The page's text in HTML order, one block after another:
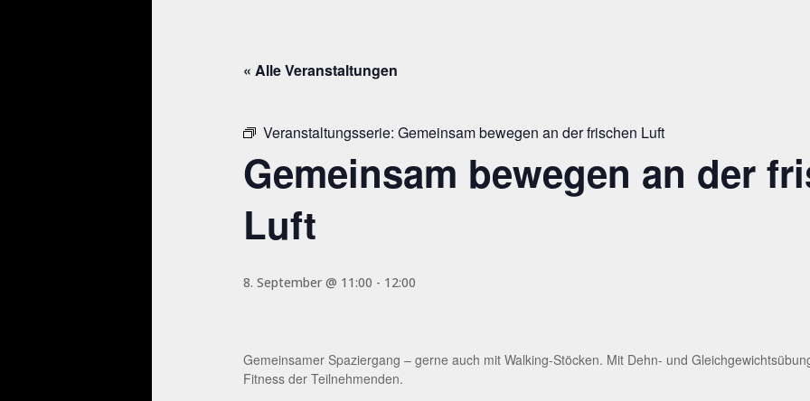
« Alle Veranstaltungen
Veranstaltungsserie: Gemeinsam bewegen an der frischen Luft
Gemeinsam bewegen an der
Luft
8. September @ 11:00 - 12:00
Gemeinsamer Spaziergang – gerne auch mit Walking-Stöcken. Mit Dehn- und
Fitness der Teilnehmenden.